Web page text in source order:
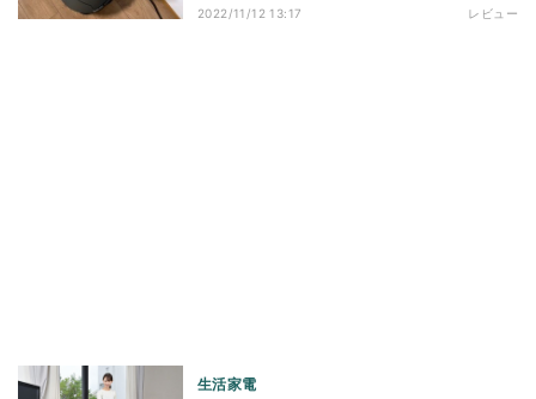
2022/11/12 13:17 レビュー
生活家電